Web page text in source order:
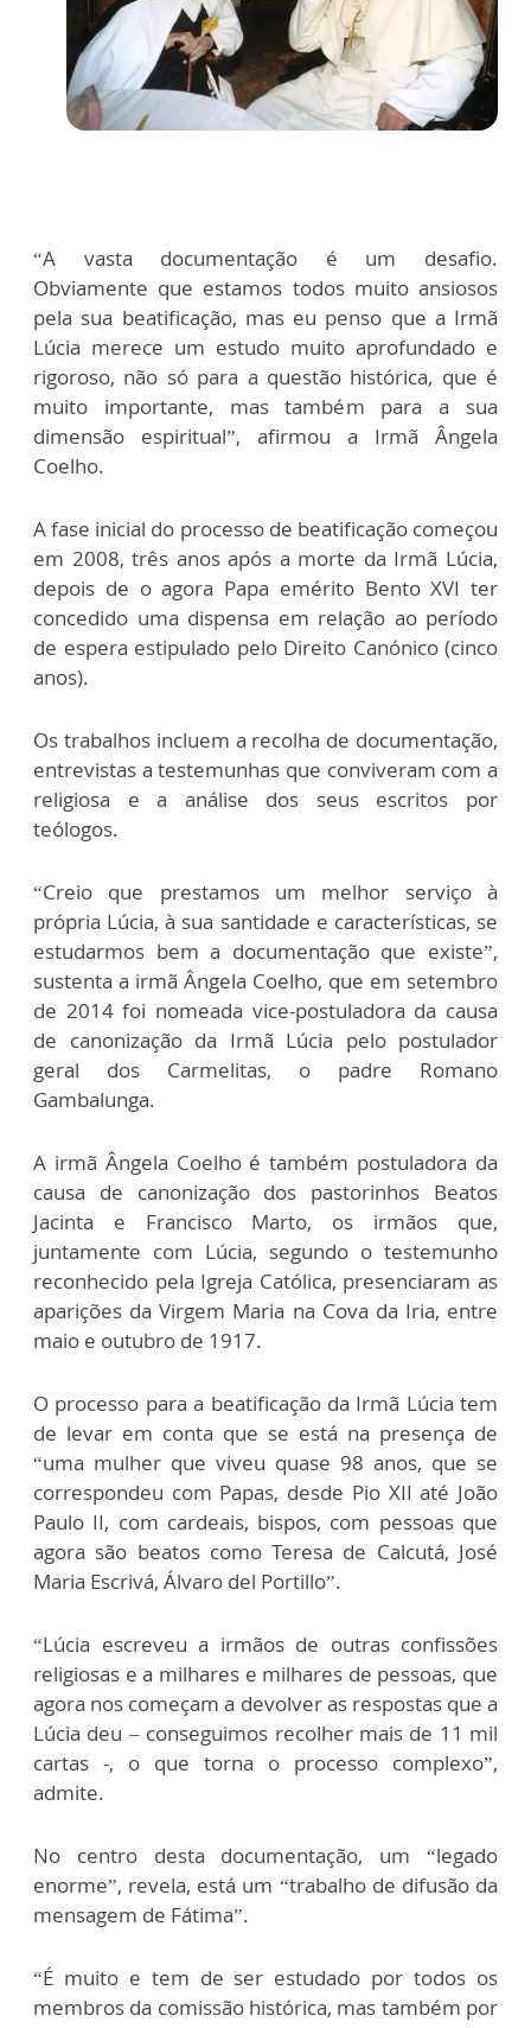
“A vasta documentação é um desafio.
Obviamente que estamos todos muito ansiosos
pela sua beatificação, mas eu penso que a Irmã
Lúcia merece um estudo muito aprofundado e
rigoroso, não só para a questão histórica, que é
muito importante, mas também para a sua
dimensão espiritual”, afirmou a Irmã Ângela
Coelho.
A fase inicial do processo de beatificação começou
em 2008, três anos após a morte da Irmã Lúcia,
depois de o agora Papa emérito Bento XVI ter
concedido uma dispensa em relação ao período
de espera estipulado pelo Direito Canónico (cinco
anos).
Os trabalhos incluem a recolha de documentação,
entrevistas a testemunhas que conviveram com a
religiosa e a análise dos seus escritos por
teólogos.
“Creio que prestamos um melhor serviço à
própria Lúcia, à sua santidade e características, se
estudarmos bem a documentação que existe”,
sustenta a irmã Ângela Coelho, que em setembro
de 2014 foi nomeada vice-postuladora da causa
de canonização da Irmã Lúcia pelo postulador
geral dos Carmelitas, o padre Romano
Gambalunga.
A irmã Ângela Coelho é também postuladora da
causa de canonização dos pastorinhos Beatos
Jacinta e Francisco Marto, os irmãos que,
juntamente com Lúcia, segundo o testemunho
reconhecido pela Igreja Católica, presenciaram as
aparições da Virgem Maria na Cova da Iria, entre
maio e outubro de 1917.
O processo para a beatificação da Irmã Lúcia tem
de levar em conta que se está na presença de
“uma mulher que viveu quase 98 anos, que se
correspondeu com Papas, desde Pio XII até João
Paulo II, com cardeais, bispos, com pessoas que
agora são beatos como Teresa de Calcutá, José
Maria Escrivá, Álvaro del Portillo”.
“Lúcia escreveu a irmãos de outras confissões
religiosas e a milhares e milhares de pessoas, que
agora nos começam a devolver as respostas que a
Lúcia deu – conseguimos recolher mais de 11 mil
cartas -, o que torna o processo complexo”,
admite.
No centro desta documentação, um “legado
enorme”, revela, está um “trabalho de difusão da
mensagem de Fátima”.
“É muito e tem de ser estudado por todos os
membros da comissão histórica, mas também por